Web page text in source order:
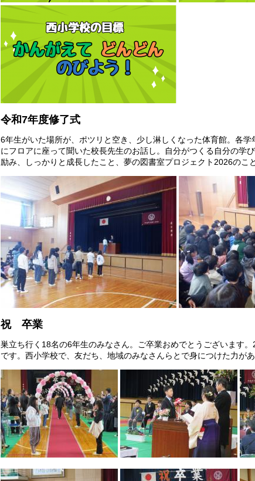
令和7年度修了式
6年生がいた場所が、ポツリと空き、少し淋しくなった体育館。各
にフロアに座って聞いた校長先生のお話し。自分がつくる自分の学
励み、しっかりと成長したこと、夢の図書室プロジェクト2026のこ
祝 卒業
巣立ち行く18名の6年生のみなさん。ご卒業おめでとうございます
です。西小学校で、友だち、地域のみなさんらとで身につけた力が